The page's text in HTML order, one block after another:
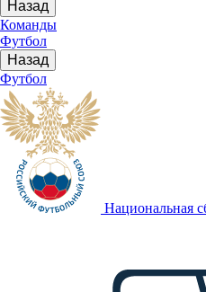
Назад
Команды
Футбол
Назад
Футбол
Национальная